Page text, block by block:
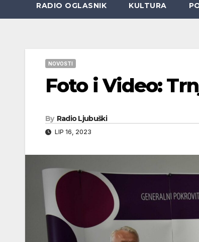
RADIO OGLASNIK KULTURA
NOVOSTI
Foto i Video:
By Radio Ljubuški
LIP 16, 2023